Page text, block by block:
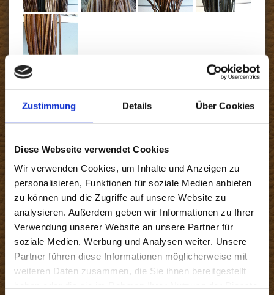
Zustimmung Details Über Cookies
Diese Webseite verwendet Cookies
Wir verwenden Cookies, um Inhalte und Anzeigen zu
personalisieren, Funktionen für soziale Medien anbieten
zu können und die Zugriffe auf unsere Website zu
analysieren. Außerdem geben wir Informationen zu Ihrer
Verwendung unserer Website an unsere Partner für
soziale Medien, Werbung und Analysen weiter. Unsere
Partner führen diese Informationen möglicherweise mit
weiteren Daten zusammen, die Sie ihnen bereitgestellt
Lederriemen
Vierkant (200 cm)
Farbe